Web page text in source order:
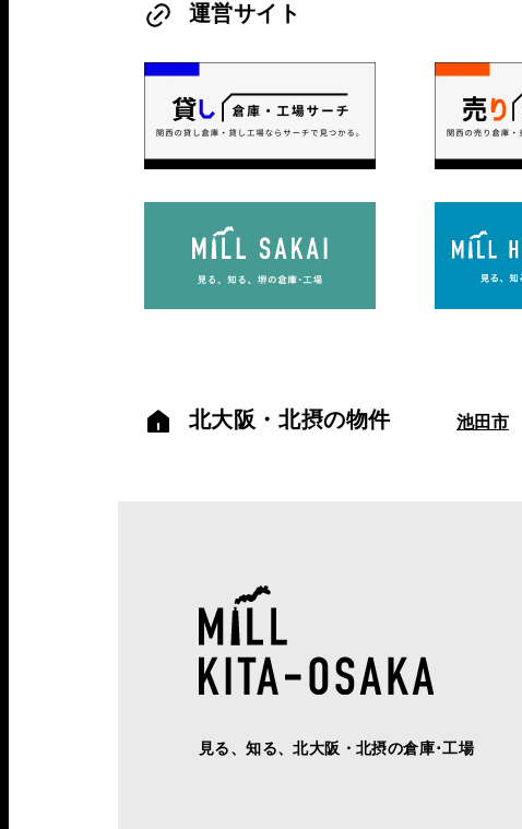
運営サイト
北大阪・北摂の物件 池田市
見る、知る、北大阪・北摂の倉庫･工場